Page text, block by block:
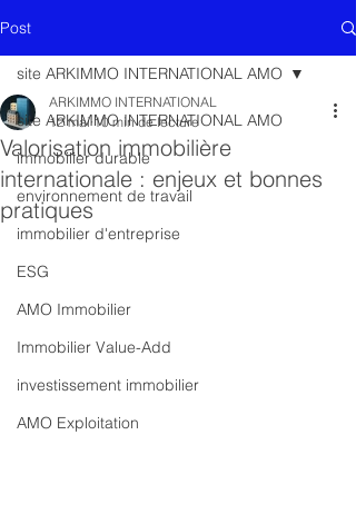
Post
site ARKIMMO INTERNATIONAL AMO
immobilier durable
environnement de travail
immobilier d'entreprise
ESG
AMO Immobilier
Immobilier Value-Add
investissement immobilier
AMO Exploitation
site ARKIMMO INTERNATIONAL AMO
Valorisation immobilière
internationale : enjeux et bonnes
pratiques
ARKIMMO INTERNATIONAL
12 mai 10 min de lecture